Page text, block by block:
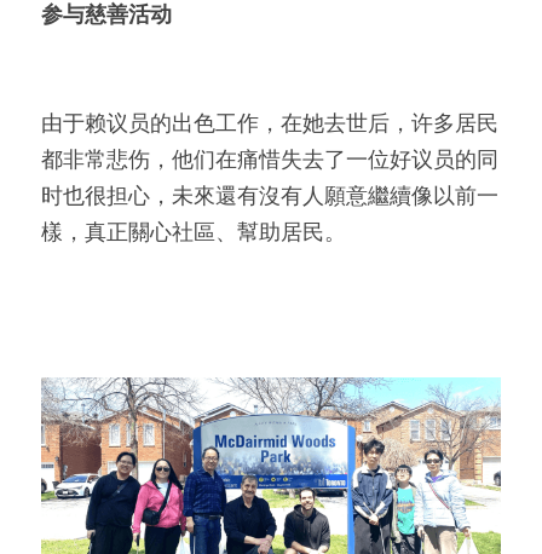
参与慈善活动
由于赖议员的出色工作，在她去世后，许多居民
都非常悲伤，他们在痛惜失去了一位好议员的同
时也很担心，未來還有沒有人願意繼續像以前一
樣，真正關心社區、幫助居民。